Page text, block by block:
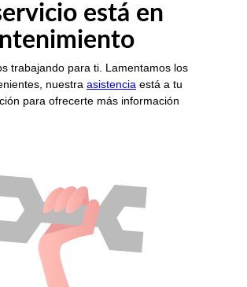
está en
trabajando para ti. Lamentamos los
nuestra asistencia está a tu
para ofrecerte más información